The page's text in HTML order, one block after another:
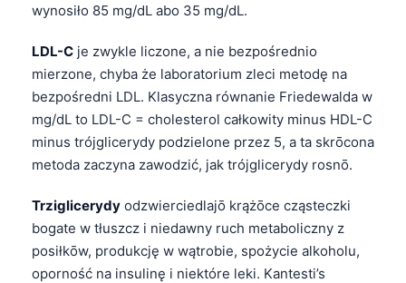
wynosiło 85 mg/dL abo 35 mg/dL.
LDL-C je zwykle liczone, a nie bezpośrednio
mierzone, chyba że laboratorium zleci metodę na
bezpośredni LDL. Klasyczna równanie Friedewalda w
mg/dL to LDL-C = cholesterol całkowity minus HDL-C
minus trójglicerydy podzielone przez 5, a ta skrōcona
metoda zaczyna zawodzić, jak trójglicerydy rosnō.
Trziglicerydy odzwierciedlajō krążōce cząsteczki
bogate w tłuszcz i niedawny ruch metaboliczny z
posiłkōw, produkcję w wątrobie, spożycie alkoholu,
oporność na insulinę i niektóre leki. Kantesti’s